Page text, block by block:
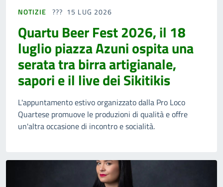
NOTIZIE 15 LUG 2026
Quartu Beer Fest 2026, il 18
luglio piazza Azuni ospita una
serata tra birra artigianale,
sapori e il live dei Sikitikis
L'appuntamento estivo organizzato dalla Pro Loco
Quartese promuove le produzioni di qualità e offre
un'altra occasione di incontro e socialità.